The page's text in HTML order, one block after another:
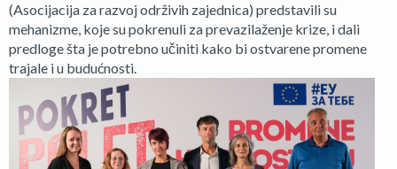
(Asocijacija za razvoj održivih zajednica) predstavili su
mehanizme, koje su pokrenuli za prevazilaženje krize, i dali
predloge šta je potrebno učiniti kako bi ostvarene promene
trajale i u budućnosti.